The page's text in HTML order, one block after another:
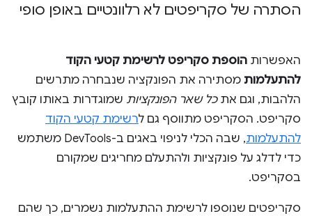
הסתרה של סקריפטים לא רלוונטיים באופן סופי
האפשרות הוספת סקריפט לרשימת קטעי הקוד
להתעלמות מסתירה את הפונקציה שנבחרה מתרשים
הלהבות, וגם אתכל שאר הפונקציות שמוגדרות באותו קובץ
סקריפט. הסקריפט מתווסף גם לרשימת קטעי הקוד
להתעלמות
, שבה הכלי לניפוי באגים ב-DevTools משתמש
כדי לדלג על פונקציות ולהתעלם מחריגים שמקורם
בסקריפט.
סקריפטים שנוספו לרשימת ההתעלמות נשמרים, כך שהם